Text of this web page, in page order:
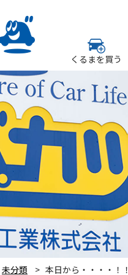
くるまを買う
未分類 本日から・・・・！！